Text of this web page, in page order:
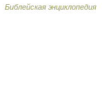
Библейская энциклопедия